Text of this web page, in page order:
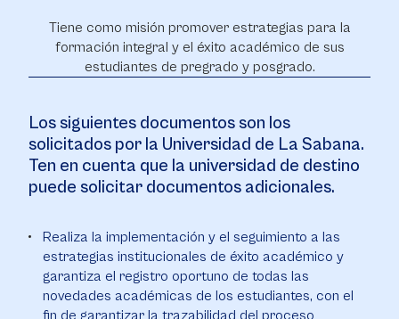
Tiene como misión promover estrategias para la
formación integral y el éxito académico de sus
estudiantes de pregrado y posgrado.
Los siguientes documentos son los
solicitados por la Universidad de La Sabana.
Ten en cuenta que la universidad de destino
puede solicitar documentos adicionales.
Realiza la implementación y el seguimiento a las
estrategias institucionales de éxito académico y
garantiza el registro oportuno de todas las
novedades académicas de los estudiantes, con el
fin de garantizar la trazabilidad del proceso